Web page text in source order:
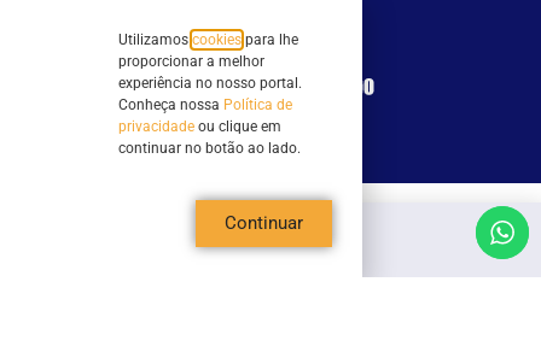
Site seguro
Todos os direitos reservados - Sociedade Rádio Araguaia de Brusque Ltda -
CNPJ 82.983.230/0001-82
Mathilde Hoffmann, 66 - Centro II, Brusque, SC - 88353-120 - Centro Comercial
Utilizamos cookies para lhe
proporcionar a melhor
experiência no nosso portal.
Conheça nossa Política de
privacidade ou clique em
continuar no botão ao lado.
Continuar